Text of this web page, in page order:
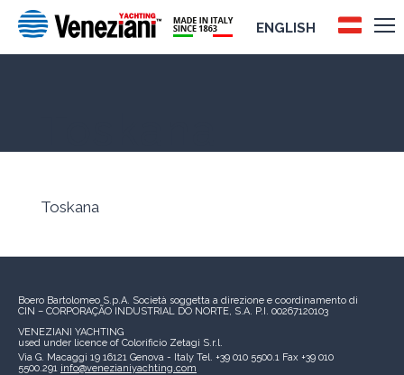
ENGLISH
Toskana
Boero Bartolomeo S.p.A. Società soggetta a direzione e coordinamento di
CIN – CORPORAÇÃO INDUSTRIAL DO NORTE, S.A. P.I. 00267120103
VENEZIANI YACHTING
used under licence of Colorificio Zetagi S.r.l.
Via G. Macaggi 19 16121 Genova - Italy Tel. +39 010 5500.1 Fax +39 010
5500.291 info@venezianiyachting.com